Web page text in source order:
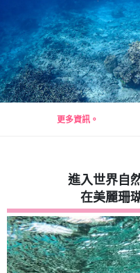
更多資訊。
進入世界自
在美麗珊